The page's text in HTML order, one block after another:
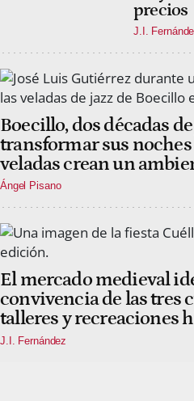
precios
J.I.
Boecillo, dos décadas
transformar sus noches
veladas crean un
Ángel Pisano
El mercado medieval
convivencia de las tres
talleres y recreaciones
J.I. Fernández